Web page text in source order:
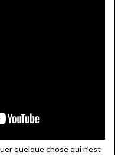
quelque chose qui n’est